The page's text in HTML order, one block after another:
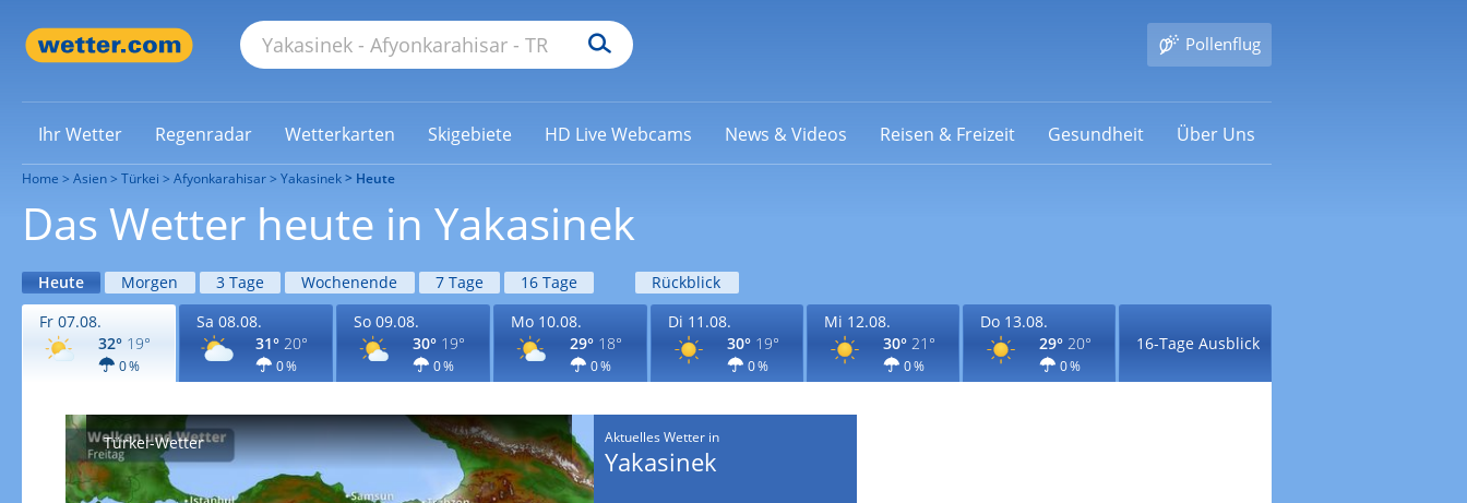
Pollenflug
Ihr Wetter Regenradar Wetterkarten Skigebiete HD Live Webcams News & Videos Reisen & Freizeit Gesundheit Über Uns
Home Asien Türkei Afyonkarahisar Yakasinek Heute
Das Wetter heute in Yakasinek
Heute Morgen 3 Tage Wochenende 7 Tage 16 Tage
Rückblick
Fr 07.08.
32° 19°
0 %
Sa 08.08.
31° 20°
0 %
So 09.08.
30° 19°
0 %
Mo 10.08.
29° 18°
0 %
Di 11.08.
30° 19°
0 %
Mi 12.08.
30° 21°
0 %
Do 13.08.
29° 20°
0 %
16-Tage Ausblick
Türkei-Wetter Aktuelles Wetter in
Yakasinek